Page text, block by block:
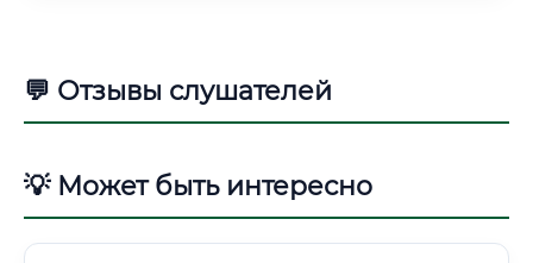
💬 Отзывы слушателей
💡 Может быть интересно